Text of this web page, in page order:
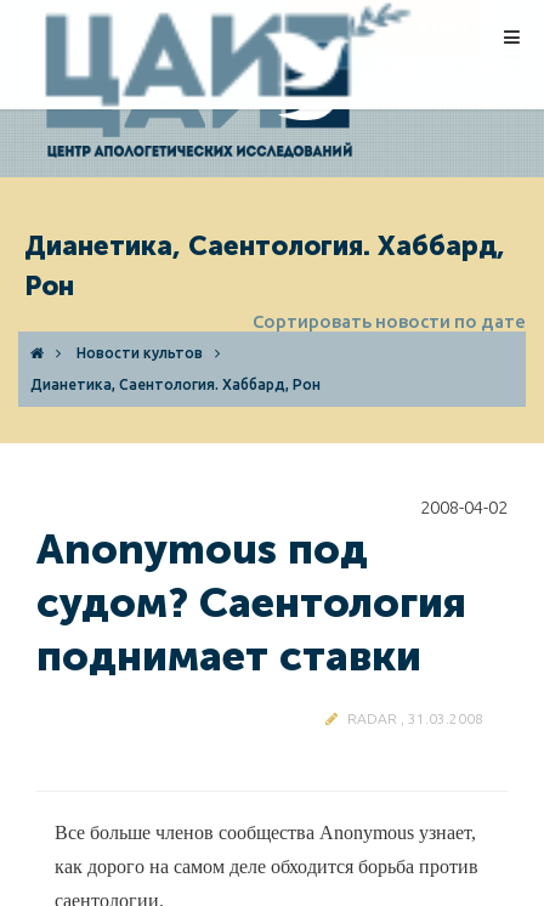
ПОЖЕРТВОВАНИЯ
Дианетика, Саентология. Хаббард,
Рон
Сортировать новости по дате
Новости культов
Дианетика, Саентология. Хаббард, Рон
2008-04-02
Anonymous под
судом? Саентология
поднимает ставки
RADAR , 31.03.2008
Все больше членов сообщества Anonymous узнает,
как дорого на самом деле обходится борьба против
саентологии.